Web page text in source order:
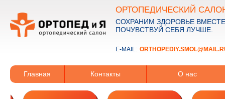
ОРТОПЕДИЧЕСКИЙ
СОХРАНИМ ЗДОРОВЬЕ
ПОЧУВСТВУЙ СЕБЯ ЛУЧШЕ.
E-MAIL:
Главная Контакты О нас